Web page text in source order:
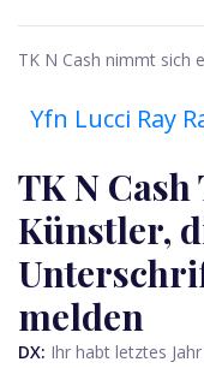
TK N Cash nimmt sich
Yfn Lucci Ray
TK N
Künstler,
melden
DX: Ihr habt letztes